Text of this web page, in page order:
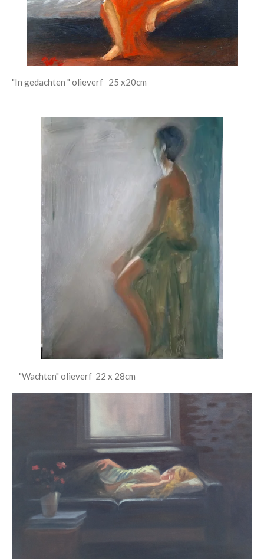
"In gedachten " olieverf 25 x20cm
"Wachten" olieverf 22 x 28cm